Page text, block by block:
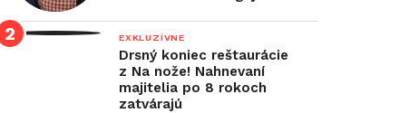
EXKLUZÍVNE
Drsný koniec reštaurácie
z Na nože! Nahnevaní
majitelia po 8 rokoch
zatvárajú